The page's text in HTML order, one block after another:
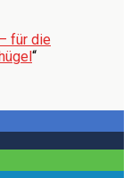
für die
“